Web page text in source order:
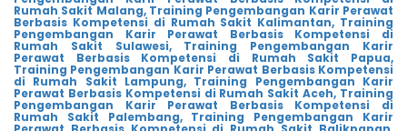
Rumah Sakit Malang, Training Pengembangan Karir Perawat
Berbasis Kompetensi di Rumah Sakit Kalimantan, Training
Pengembangan Karir Perawat Berbasis Kompetensi di
Rumah Sakit Sulawesi, Training Pengembangan Karir
Perawat Berbasis Kompetensi di Rumah Sakit Papua,
Training Pengembangan Karir Perawat Berbasis Kompetensi
di Rumah Sakit Lampung, Training Pengembangan Karir
Perawat Berbasis Kompetensi di Rumah Sakit Aceh, Training
Pengembangan Karir Perawat Berbasis Kompetensi di
Rumah Sakit Palembang, Training Pengembangan Karir